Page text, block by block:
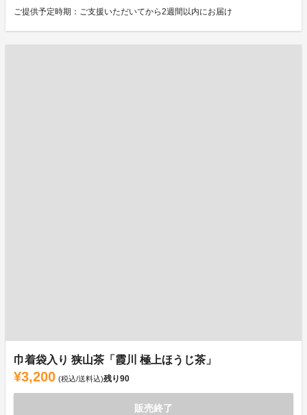
ご提供予定時期：ご支援いただいてから2週間以内にお届け
巾着袋入り 狭山茶「霞川 極上ほうじ茶」
¥3,200 (税込/送料込)残り90
販売終了